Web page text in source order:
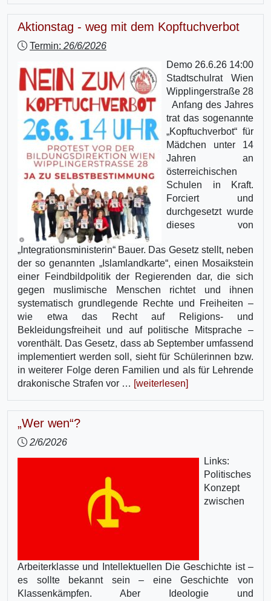
Aktionstag - weg mit dem Kopftuchverbot
Termin: 26/6/2026
Demo 26.6.26 14:00
Stadtschulrat Wien
Wipplingerstraße 28
Anfang des Jahres
trat das sogenannte
„Kopftuchverbot“ für
Mädchen unter 14
Jahren an
österreichischen
Schulen in Kraft.
Forciert und
durchgesetzt wurde
dieses von
„Integrationsministerin“ Bauer. Das Gesetz stellt, neben
der so genannten „Islamlandkarte“, einen Mosaikstein
einer Feindbildpolitik der Regierenden dar, die sich
gegen muslimische Menschen richtet und ihnen
systematisch grundlegende Rechte und Freiheiten –
wie etwa das Recht auf Religions- und
Bekleidungsfreiheit und auf politische Mitsprache –
vorenthält. Das Gesetz, dass ab September umfassend
implementiert werden soll, sieht für Schülerinnen bzw.
in weiterer Folge deren Familien und als für Lehrende
drakonische Strafen vor … [weiterlesen]
„Wer wen“?
2/6/2026
Links:
Politisches
Konzept
zwischen
Arbeiterklasse und Intellektuellen Die Geschichte ist –
es sollte bekannt sein – eine Geschichte von
Klassenkämpfen. Aber Ideologie und